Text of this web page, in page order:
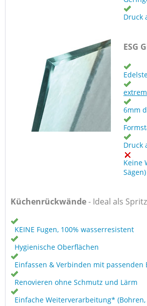
Druck
ESG
extrem
6mm
Druck
Keine
Sägen)
Küchenrückwände- Ideal als
KEINE Fugen, 100% wasserresistent
Hygienische Oberflächen
Einfassen & Verbinden mit passenden
Renovieren ohne Schmutz und Lärm
Einfache Weiterverarbeitung*